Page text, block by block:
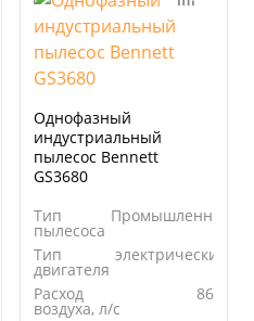
Однофазный
индустриальный
пылесос Bennett
GS3680
Тип
пылесоса
Промышленный
Тип
двигателя
электрический
Расход
воздуха, л/с
86